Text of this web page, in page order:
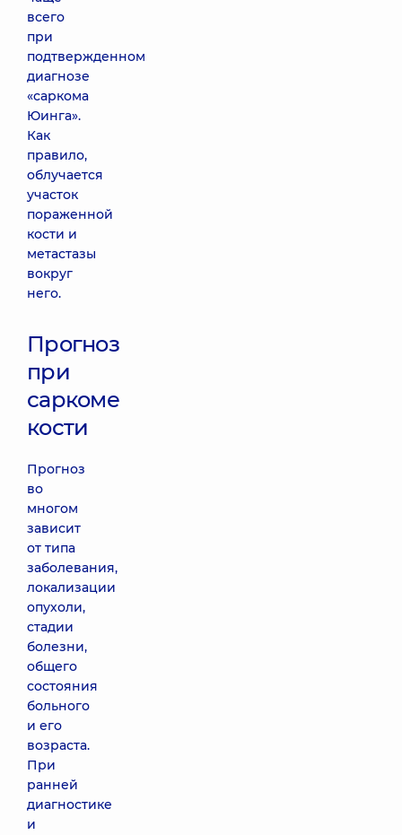
всего
при
подтвержденном
диагнозе
«саркома
Юинга».
Как
правило,
облучается
участок
пораженной
кости и
метастазы
вокруг
него.
Прогноз
при
саркоме
кости
Прогноз
во
многом
зависит
от типа
заболевания,
локализации
опухоли,
стадии
болезни,
общего
состояния
больного
и его
возраста.
При
ранней
диагностике
и